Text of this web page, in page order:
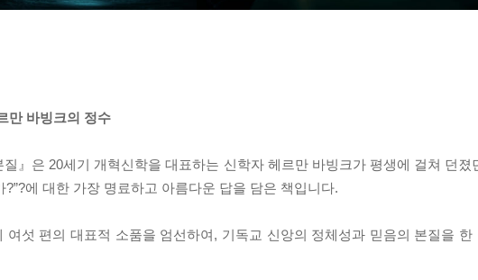
만 바빙크의 정수
질』은 20세기 개혁신학을 대표하는 신학자 헤르만 바빙크가 평생에 걸쳐 던졌
?”?에 대한 가장 명료하고 아름다운 답을 담은 책입니다.
섯 편의 대표적 소품을 엄선하여, 기독교 신앙의 정체성과 믿음의 본질을 한